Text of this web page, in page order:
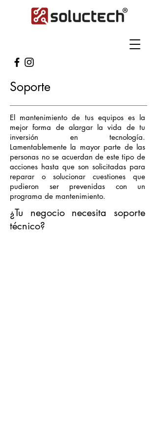
Soporte
El mantenimiento de tus equipos es la
mejor forma de alargar la vida de tu
inversión en tecnología.
Lamentablemente la mayor parte de las
personas no se acuerdan de este tipo de
acciones hasta que son solicitadas para
reparar o solucionar cuestiones que
pudieron ser prevenidas con un
programa de mantenimiento.
¿Tu negocio necesita soporte
técnico?